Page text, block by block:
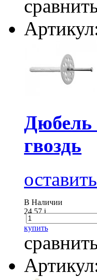
гвоздь
В Наличии
24.57i
купить